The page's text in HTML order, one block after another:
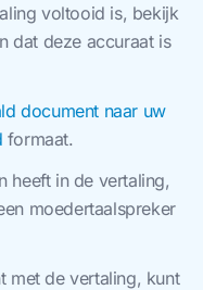
voltooid is, bekijk
dat deze accuraat is
document naar uw
formaat.
heeft in de vertaling,
moedertaalspreker
met de vertaling, kunt